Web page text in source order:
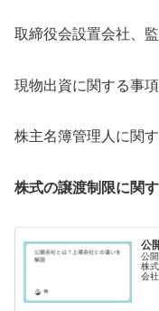
取締役会設置会社、
現物出資に関する事項
株主名簿管理人に関
株式の譲渡制限に関す
公
公
株
会